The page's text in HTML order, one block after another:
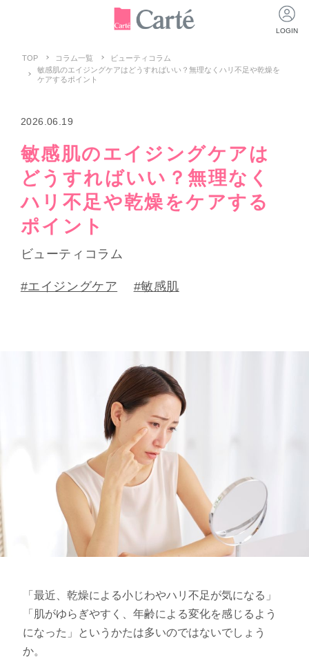
LOGIN
TOP コラム一覧
ビューティコラム
敏感肌のエイジングケアはどうすればいい？無理なくハリ不足や乾燥を
ケアするポイント
2026.06.19
敏感肌のエイジングケアは
どうすればいい？無理なく
ハリ不足や乾燥をケアする
ポイント
ビューティコラム
#エイジングケア #敏感肌
「最近、乾燥による小じわやハリ不足が気になる」
「肌がゆらぎやすく、年齢による変化を感じるよう
になった」というかたは多いのではないでしょう
か。